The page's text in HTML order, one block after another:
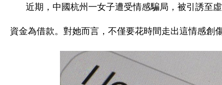
近期，中國杭州一女子遭受情感騙局，被引誘至
資金為借款。對她而言，不僅要花時間走出這情感創